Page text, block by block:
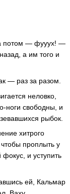
потом — фууух! —
а им того и
— раз за разом.
неловко,
ноги свободны, и
рыбок.
хитрого
проплыть у
и уступить
ей, Кальмар